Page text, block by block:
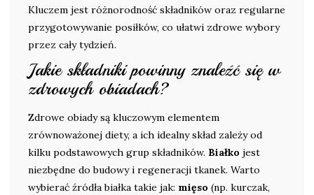
Kluczem jest różnorodność składników oraz regularne
przygotowywanie posiłków, co ułatwi zdrowe wybory
przez cały tydzień.
Jakie składniki powinny znaleźć się w
zdrowych obiadach?
Zdrowe obiady są kluczowym elementem
zrównoważonej diety, a ich idealny skład zależy od
kilku podstawowych grup składników. Białko jest
niezbędne do budowy i regeneracji tkanek. Warto
wybierać źródła białka takie jak: mięso (np. kurczak,